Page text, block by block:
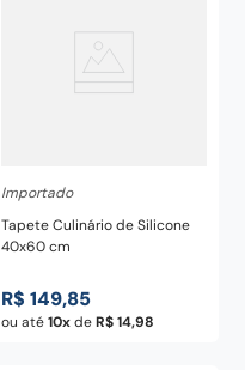
Importado
Tapete Culinário de Silicone
40x60 cm
R$ 149,85
ou até10 deR$ 14,98